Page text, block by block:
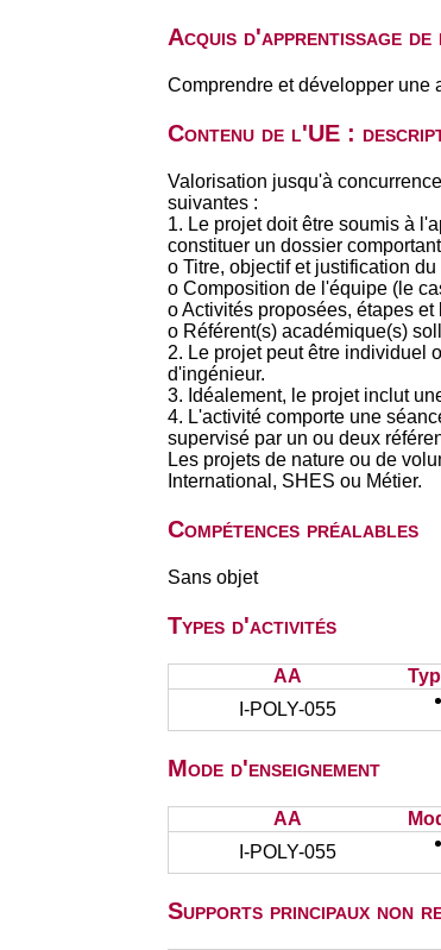
Acquis d'apprentissage
Comprendre et développer une
Contenu de l'UE :
Valorisation jusqu'à
suivantes :
1. Le projet doit être soumis à
constituer un dossier
o Titre, objectif et justification
o Composition de l'équipe (le
o Activités proposées, étapes et
o Référent(s) académique(s)
2. Le projet peut être individuel
d'ingénieur.
3. Idéalement, le projet inclut
4. L'activité comporte une
supervisé par un ou deux
Les projets de nature ou de
International, SHES ou Métier.
Compétences préalables
Sans objet
Types d'activités
AA
I-POLY-055
Mode d'enseignement
AA
I-POLY-055
Supports principaux non